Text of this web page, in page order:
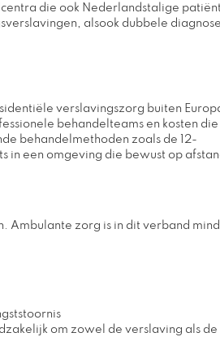
die ook Nederlandstalige
alsook dubbele
verslavingszorg buiten
behandelteams en kosten
behandelmethoden zoals de 12-
een omgeving die bewust op
Ambulante zorg is in dit verband
om zowel de verslaving als